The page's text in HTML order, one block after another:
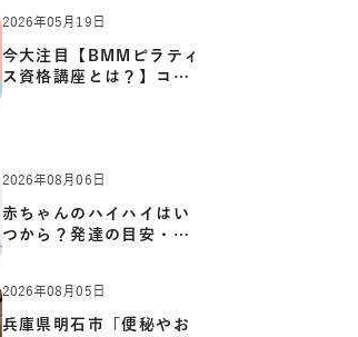
2026年05月19日
今大注目【BMMピラティ
ス資格講座とは？】コア
からカ…
2026年08月06日
赤ちゃんのハイハイはい
つから？発達の目安・練
習方…
2026年08月05日
兵庫県明石市「便秘やお